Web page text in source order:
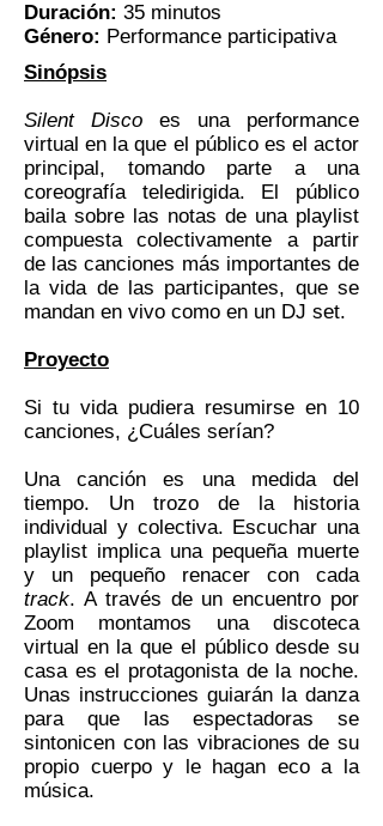
Duración: 35 minutos
Género: Performance participativa
Sinópsis
Silent Disco es una performance
virtual en la que el público es el actor
principal, tomando parte a una
coreografía teledirigida. El público
baila sobre las notas de una playlist
compuesta colectivamente a partir
de las canciones más importantes de
la vida de las participantes, que se
mandan en vivo como en un DJ set.
Proyecto
Si tu vida pudiera resumirse en 10
canciones, ¿Cuáles serían?
Una canción es una medida del
tiempo. Un trozo de la historia
individual y colectiva. Escuchar una
playlist implica una pequeña muerte
y un pequeño renacer con cada
track. A través de un encuentro por
Zoom montamos una discoteca
virtual en la que el público desde su
casa es el protagonista de la noche.
Unas instrucciones guiarán la danza
para que las espectadoras se
sintonicen con las vibraciones de su
propio cuerpo y le hagan eco a la
música.